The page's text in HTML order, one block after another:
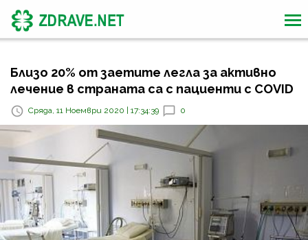
Близо 20% от заетите легла за активно
лечение в страната са с пациенти с COVID
Сряда, 11 Ноември 2020 | 17:34:39 0